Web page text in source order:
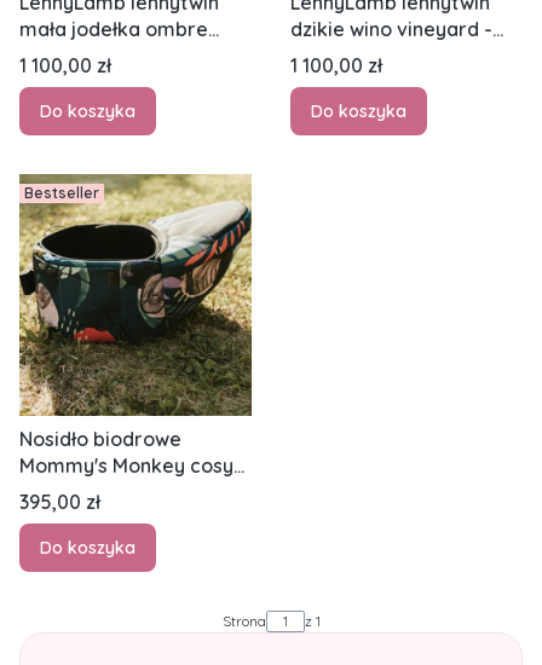
mała jodełka ombre
szary - nosidło biodrowe
dla dwójki dzieci
Cena
1 100,00 zł
Do koszyka
dzikie wino vineyard -
nosidło biodrowe dla
dwójki dzieci
Cena
1 100,00 zł
Do koszyka
Bestseller
Nosidło biodrowe
Mommy's Monkey cosy
leaf
Cena
395,00 zł
Do koszyka
Strona z 1